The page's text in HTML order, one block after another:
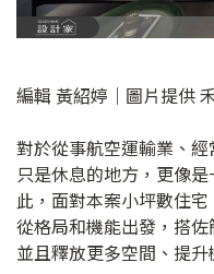
編輯 黃紹婷｜圖片提供
對於從事航空運輸業、
只是休息的地方，更像
此，面對本案小坪數住
從格局和機能出發，搭
並且釋放更多空間、提升